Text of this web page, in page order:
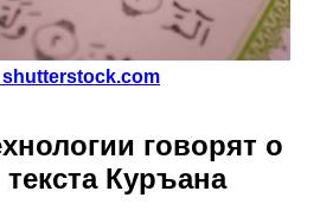
говорят о
Куръана